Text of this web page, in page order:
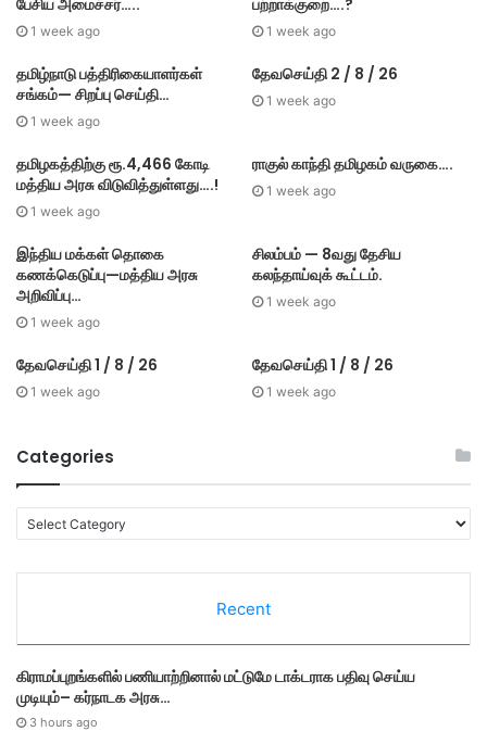
பேசிய அமைச்சர்…..
1 week ago
பற்றாக்குறை….?
1 week ago
தமிழ்நாடு பத்திரிகையாளர்கள்
சங்கம்— சிறப்பு செய்தி…
1 week ago
தேவசெய்தி 2 / 8 / 26
1 week ago
தமிழகத்திற்கு ரூ.4,466 கோடி
மத்திய அரசு விடுவித்துள்ளது….!
1 week ago
ராகுல் காந்தி தமிழகம் வருகை….
1 week ago
இந்திய மக்கள் தொகை
கணக்கெடுப்பு—மத்திய அரசு
அறிவிப்பு…
1 week ago
சிலம்பம் — 8வது தேசிய
கலந்தாய்வுக் கூட்டம்.
1 week ago
தேவசெய்தி 1 / 8 / 26
1 week ago
தேவசெய்தி 1 / 8 / 26
1 week ago
Categories
a
i
e
s
Recent
கிராமப்புறங்களில் பணியாற்றினால் மட்டுமே டாக்டராக பதிவு செய்ய
முடியும்– கர்நாடக அரசு…
3 hours ago